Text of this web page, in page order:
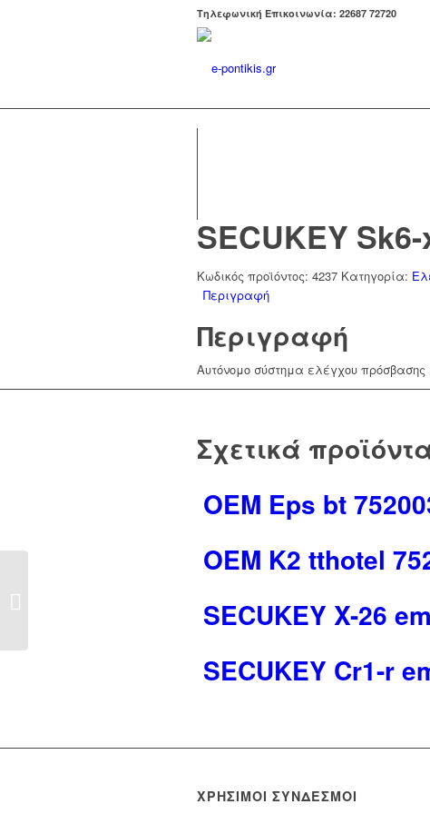
Tηλεφωνική Επικοινωνία: 22687 72720
SΕCUΚΕΥ Sk6-
Κωδικός προϊόντος: 4237 Κατηγορία:
Περιγραφή
Περιγραφή
Αυτόνομο σύστημα ελέγχου
Σχετικά
OEM Eps bt
OEM K2 tthotel
SΕCUΚΕΥ X-26
SΕCUΚΕΥ Cr1-r
ΧΡΉΣΙΜΟΙ ΣΎΝΔΕΣΜΟΙ